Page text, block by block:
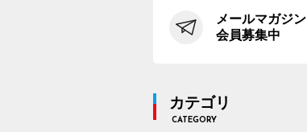
メールマガジン
会員募集中
カテゴリ
CATEGORY